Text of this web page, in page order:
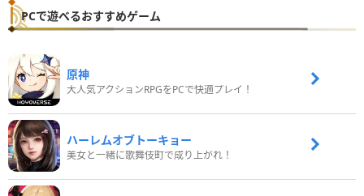
PCで遊べるおすすめゲーム
原神
大人気アクションRPGをPCで快適プレイ！
ハーレムオブトーキョー
美女と一緒に歌舞伎町で成り上がれ！